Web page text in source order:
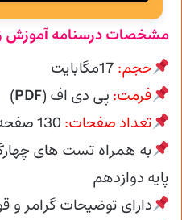
مشخصات درسنامه آموزش
حجم:
فرمت: پی دی اف (PDF
)
تعداد صفحات:130 صفحه
به همراه تست های
پایه دوازدهم
دارای توضیحات گرامر و